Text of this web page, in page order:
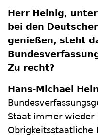
Herr Heinig,
bei den
genießen, steht
Zu recht?
Hans-Michael
Staat immer wieder
Obrigkeitsstaatliche